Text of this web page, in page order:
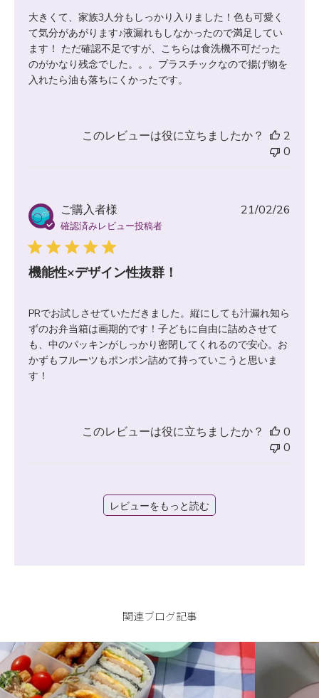
大きくて、家族3人分もしっかり入りました！色も可愛く
て気分があがります♪液漏れもしなかったので満足してい
ます！ ただ確認不足ですが、こちらは食洗機不可だった
のがかなり残念でした。。。プラスチックなので揚げ物を
入れたら油も落ちにくかったです。
このレビューは役に立ちましたか？
2
0
ご購入者様
確認済みレビュー投稿者
機能性×デザイン性抜群！
PRでお試しさせていただきました。縦にしても汁漏れ知ら
ずのお弁当箱は画期的です！子どもに自由に詰めさせて
も、中のパッキンがしっかり密閉してくれるので安心。お
かずもフルーツもポンポン詰めて持っていこうと思いま
す！
21/02/26
このレビューは役に立ちましたか？
0
0
レビューをもっと読む
関連ブログ記事